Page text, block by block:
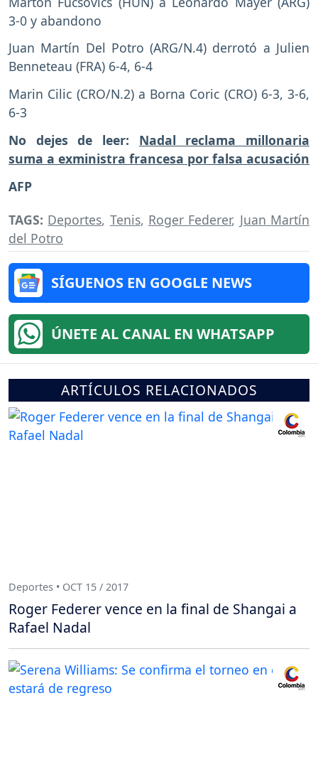
3-0 y abandono
Juan Martín Del Potro (ARG/N.4) derrotó a Julien
Benneteau (FRA) 6-4, 6-4
Marin Cilic (CRO/N.2) a Borna Coric (CRO) 6-3, 3-6,
6-3
No dejes de leer: Nadal reclama millonaria
suma a exministra francesa por falsa acusación
AFP
TAGS: Deportes, Tenis, Roger Federer, Juan Martín
del Potro
SÍGUENOS EN GOOGLE NEWS
ÚNETE AL CANAL EN WHATSAPP
ARTÍCULOS RELACIONADOS
Deportes • OCT 15 / 2017
Roger Federer vence en la final de Shangai a
Rafael Nadal